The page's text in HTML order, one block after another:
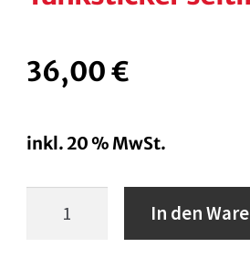
36,00€
inkl. 20 % MwSt.
In den